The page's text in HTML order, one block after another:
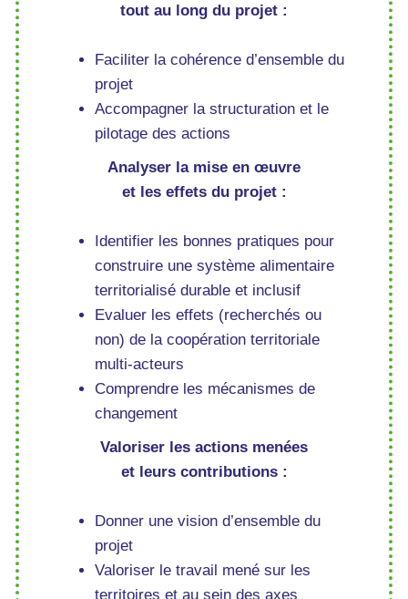
tout au long du projet :
Faciliter la cohérence d’ensemble du
projet
Accompagner la structuration et le
pilotage des actions
Analyser la mise en œuvre
et les effets du projet :
Identifier les bonnes pratiques pour
construire une système alimentaire
territorialisé durable et inclusif
Evaluer les effets (recherchés ou
non) de la coopération territoriale
multi-acteurs
Comprendre les mécanismes de
changement
Valoriser les actions menées
et leurs contributions :
Donner une vision d’ensemble du
projet
Valoriser le travail mené sur les
territoires et au sein des axes